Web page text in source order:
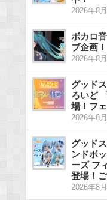
2026年8
ボカロ
ブ企画！
2026年8
グッド
ろいど
場！フ
2026年8
グッド
ンドボ
ーズ フ
登場！
2026年8